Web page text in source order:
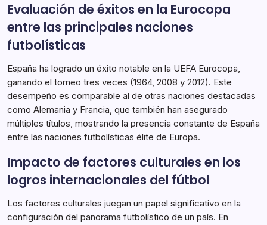
Evaluación de éxitos en la Eurocopa
entre las principales naciones
futbolísticas
España ha logrado un éxito notable en la UEFA Eurocopa,
ganando el torneo tres veces (1964, 2008 y 2012). Este
desempeño es comparable al de otras naciones destacadas
como Alemania y Francia, que también han asegurado
múltiples títulos, mostrando la presencia constante de España
entre las naciones futbolísticas élite de Europa.
Impacto de factores culturales en los
logros internacionales del fútbol
Los factores culturales juegan un papel significativo en la
configuración del panorama futbolístico de un país. En